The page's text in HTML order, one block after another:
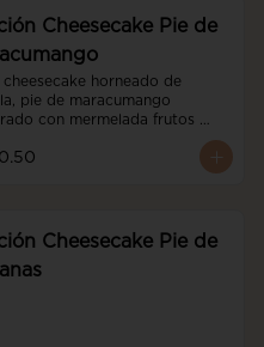
Cheesecake Pie de
cheesecake horneado de
pie de maracumango
con mermelada frutos
Cheesecake Pie de